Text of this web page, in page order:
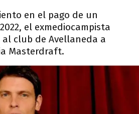
en el pago de un
el exmediocampista
club de Avellaneda a
Masterdraft.